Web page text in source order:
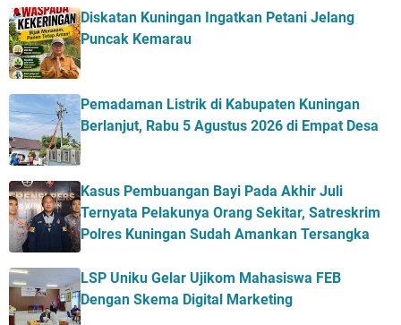
Diskatan Kuningan Ingatkan Petani Jelang
Puncak Kemarau
Pemadaman Listrik di Kabupaten Kuningan
Berlanjut, Rabu 5 Agustus 2026 di Empat Desa
Kasus Pembuangan Bayi Pada Akhir Juli
Ternyata Pelakunya Orang Sekitar, Satreskrim
Polres Kuningan Sudah Amankan Tersangka
LSP Uniku Gelar Ujikom Mahasiswa FEB
Dengan Skema Digital Marketing